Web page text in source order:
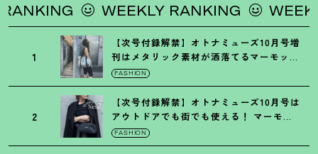
WEEKLY RANKING WEEKLY
1
【次号付録解禁】オトナミューズ10月号増
刊はメタリック素材が洒落てるマーモット
の保冷バッグ
FASHION
2
【次号付録解禁】オトナミューズ10月号は
アウトドアでも街でも使える ！ マーモッ
トの黒ショルダー
FASHION